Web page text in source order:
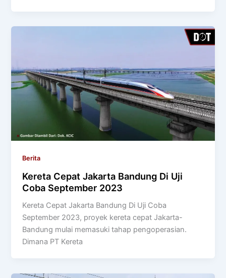
Berita
Kereta Cepat Jakarta Bandung Di Uji
Coba September 2023
Kereta Cepat Jakarta Bandung Di Uji Coba
September 2023, proyek kereta cepat Jakarta-
Bandung mulai memasuki tahap pengoperasian.
Dimana PT Kereta